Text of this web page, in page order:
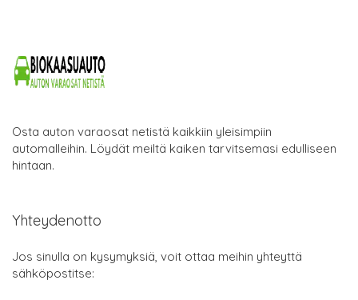
Osta auton varaosat netistä kaikkiin yleisimpiin
automalleihin. Löydät meiltä kaiken tarvitsemasi edulliseen
hintaan.
Yhteydenotto
Jos sinulla on kysymyksiä, voit ottaa meihin yhteyttä
sähköpostitse: